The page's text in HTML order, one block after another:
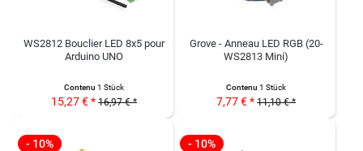
WS2812 Bouclier LED 8x5 pour
Arduino UNO
Contenu 1 Stück
15,27 € * 16,97 € *
Grove - Anneau LED RGB (20-
WS2813 Mini)
Contenu 1 Stück
7,77 € * 11,10 € *
- 10% - 10%